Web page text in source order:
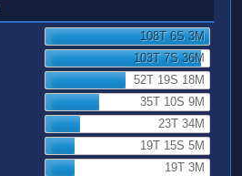
108T 6S 3M
103T 7S 36M
52T 19S 18M
35T 10S 9M
23T 34M
19T 15S 5M
19T 3M